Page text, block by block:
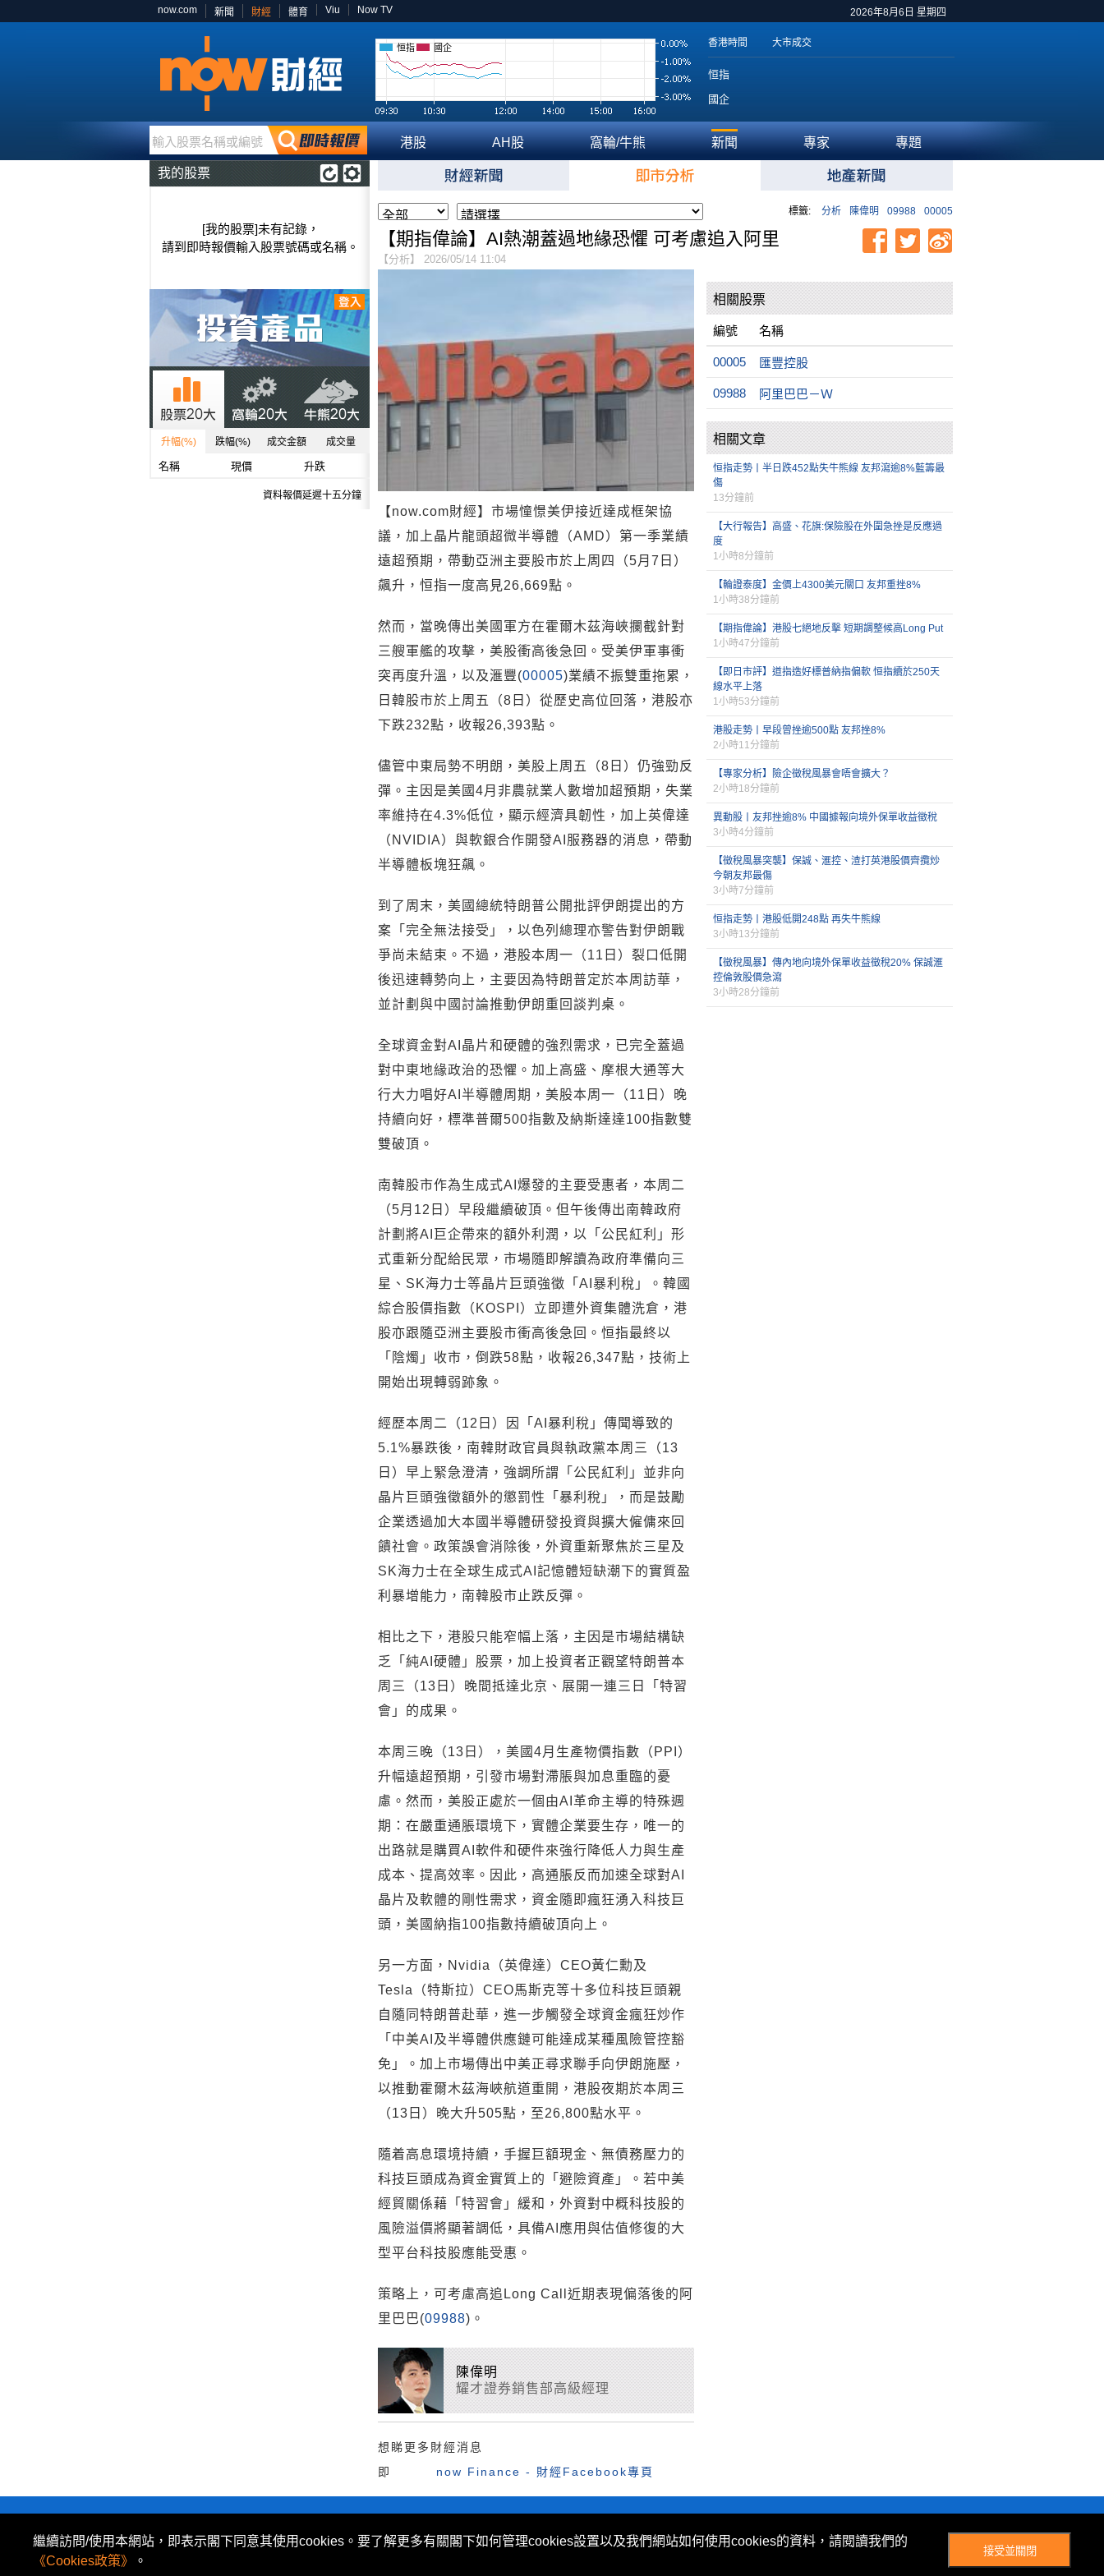
2026年8月6日 星期四
now.com 新聞 財經 體育 Viu Now TV
恒指 國企 香港時間 大市成交
恒指
國企
輸入股票名稱或編號 港股 AH股 窩輪/牛熊 新聞 專家 專題
我的股票
[我的股票]未有記錄，
請到即時報價輸入股票號碼或名稱。
升幅(%) 跌幅(%) 成交金額 成交量
名稱 現價 升跌
資料報價延遲十五分鐘
標籤: 分析 陳偉明 09988 00005
【期指偉論】AI熱潮蓋過地緣恐懼 可考慮追入阿里
【分析】 2026/05/14 11:04
【now.com財經】市場憧憬美伊接近達成框架協
議，加上晶片龍頭超微半導體（AMD）第一季業績
遠超預期，帶動亞洲主要股市於上周四（5月7日）
飆升，恒指一度高見26,669點。
然而，當晚傳出美國軍方在霍爾木茲海峽攔截針對
三艘軍艦的攻擊，美股衝高後急回。受美伊軍事衝
突再度升溫，以及滙豐(00005)業績不振雙重拖累，
日韓股市於上周五（8日）從歷史高位回落，港股亦
下跌232點，收報26,393點。
儘管中東局勢不明朗，美股上周五（8日）仍強勁反
彈。主因是美國4月非農就業人數增加超預期，失業
率維持在4.3%低位，顯示經濟具韌性，加上英偉達
（NVIDIA）與軟銀合作開發AI服務器的消息，帶動
半導體板塊狂飆。
到了周末，美國總統特朗普公開批評伊朗提出的方
案「完全無法接受」，以色列總理亦警告對伊朗戰
爭尚未結束。不過，港股本周一（11日）裂口低開
後迅速轉勢向上，主要因為特朗普定於本周訪華，
並計劃與中國討論推動伊朗重回談判桌。
全球資金對AI晶片和硬體的強烈需求，已完全蓋過
對中東地緣政治的恐懼。加上高盛、摩根大通等大
行大力唱好AI半導體周期，美股本周一（11日）晚
持續向好，標準普爾500指數及納斯達達100指數雙
雙破頂。
南韓股市作為生成式AI爆發的主要受惠者，本周二
（5月12日）早段繼續破頂。但午後傳出南韓政府
計劃將AI巨企帶來的額外利潤，以「公民紅利」形
式重新分配給民眾，市場隨即解讀為政府準備向三
星、SK海力士等晶片巨頭強徵「AI暴利稅」。韓國
綜合股價指數（KOSPI）立即遭外資集體洗倉，港
股亦跟隨亞洲主要股市衝高後急回。恒指最終以
「陰燭」收市，倒跌58點，收報26,347點，技術上
開始出現轉弱跡象。
經歷本周二（12日）因「AI暴利稅」傳聞導致的
5.1%暴跌後，南韓財政官員與執政黨本周三（13
日）早上緊急澄清，強調所謂「公民紅利」並非向
晶片巨頭強徵額外的懲罰性「暴利稅」，而是鼓勵
企業透過加大本國半導體研發投資與擴大僱傭來回
饋社會。政策誤會消除後，外資重新聚焦於三星及
SK海力士在全球生成式AI記憶體短缺潮下的實質盈
利暴增能力，南韓股市止跌反彈。
相比之下，港股只能窄幅上落，主因是市場結構缺
乏「純AI硬體」股票，加上投資者正觀望特朗普本
周三（13日）晚間抵達北京、展開一連三日「特習
會」的成果。
本周三晚（13日），美國4月生產物價指數（PPI）
升幅遠超預期，引發市場對滯脹與加息重臨的憂
慮。然而，美股正處於一個由AI革命主導的特殊週
期：在嚴重通脹環境下，實體企業要生存，唯一的
出路就是購買AI軟件和硬件來強行降低人力與生產
成本、提高效率。因此，高通脹反而加速全球對AI
晶片及軟體的剛性需求，資金隨即瘋狂湧入科技巨
頭，美國納指100指數持續破頂向上。
另一方面，Nvidia（英偉達）CEO黃仁勳及
Tesla（特斯拉）CEO馬斯克等十多位科技巨頭親
自隨同特朗普赴華，進一步觸發全球資金瘋狂炒作
「中美AI及半導體供應鏈可能達成某種風險管控豁
免」。加上市場傳出中美正尋求聯手向伊朗施壓，
以推動霍爾木茲海峽航道重開，港股夜期於本周三
（13日）晚大升505點，至26,800點水平。
隨着高息環境持續，手握巨額現金、無債務壓力的
科技巨頭成為資金實質上的「避險資產」。若中美
經貿關係藉「特習會」緩和，外資對中概科技股的
風險溢價將顯著調低，具備AI應用與估值修復的大
型平台科技股應能受惠。
策略上，可考慮高追Long Call近期表現偏落後的阿
里巴巴(09988)。
陳偉明
耀才證券銷售部高級經理
想睇更多財經消息
即
now Finance - 財經Facebook專頁
相關股票
編號 名稱
00005 匯豐控股
09988 阿里巴巴－Ｗ
相關文章
恒指走勢丨半日跌452點失牛熊線 友邦瀉逾8%藍籌最
傷
13分鐘前
【大行報告】高盛、花旗:保險股在外圍急挫是反應過
度
1小時8分鐘前
【輪證泰度】金價上4300美元關口 友邦重挫8%
1小時38分鐘前
【期指偉論】港股七絕地反擊 短期調整候高Long Put
1小時47分鐘前
【即日市評】道指造好標普納指偏軟 恒指續於250天
線水平上落
1小時53分鐘前
港股走勢丨早段曾挫逾500點 友邦挫8%
2小時11分鐘前
【專家分析】險企徵稅風暴會唔會擴大？
2小時18分鐘前
異動股丨友邦挫逾8% 中國據報向境外保單收益徵稅
3小時4分鐘前
【徵稅風暴突襲】保誠、滙控、渣打英港股價齊攬炒
今朝友邦最傷
3小時7分鐘前
恒指走勢丨港股低開248點 再失牛熊線
3小時13分鐘前
【徵稅風暴】傳內地向境外保單收益徵稅20% 保誠滙
控倫敦股價急瀉
3小時28分鐘前
繼續訪問/使用本網站，即表示閣下同意其使用cookies。要了解更多有關閣下如何管理cookies設置以及我們網站如何使用cookies的資料，請閱讀我們的
《Cookies政策》
。
接受並關閉
所有資料或訊息僅作為參考之用。股票報價由 N2N-AFE (Hong Kong) Limited 提供。